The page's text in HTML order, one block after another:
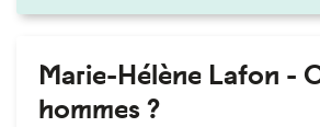
Marie-Hélène Lafon -
hommes ?